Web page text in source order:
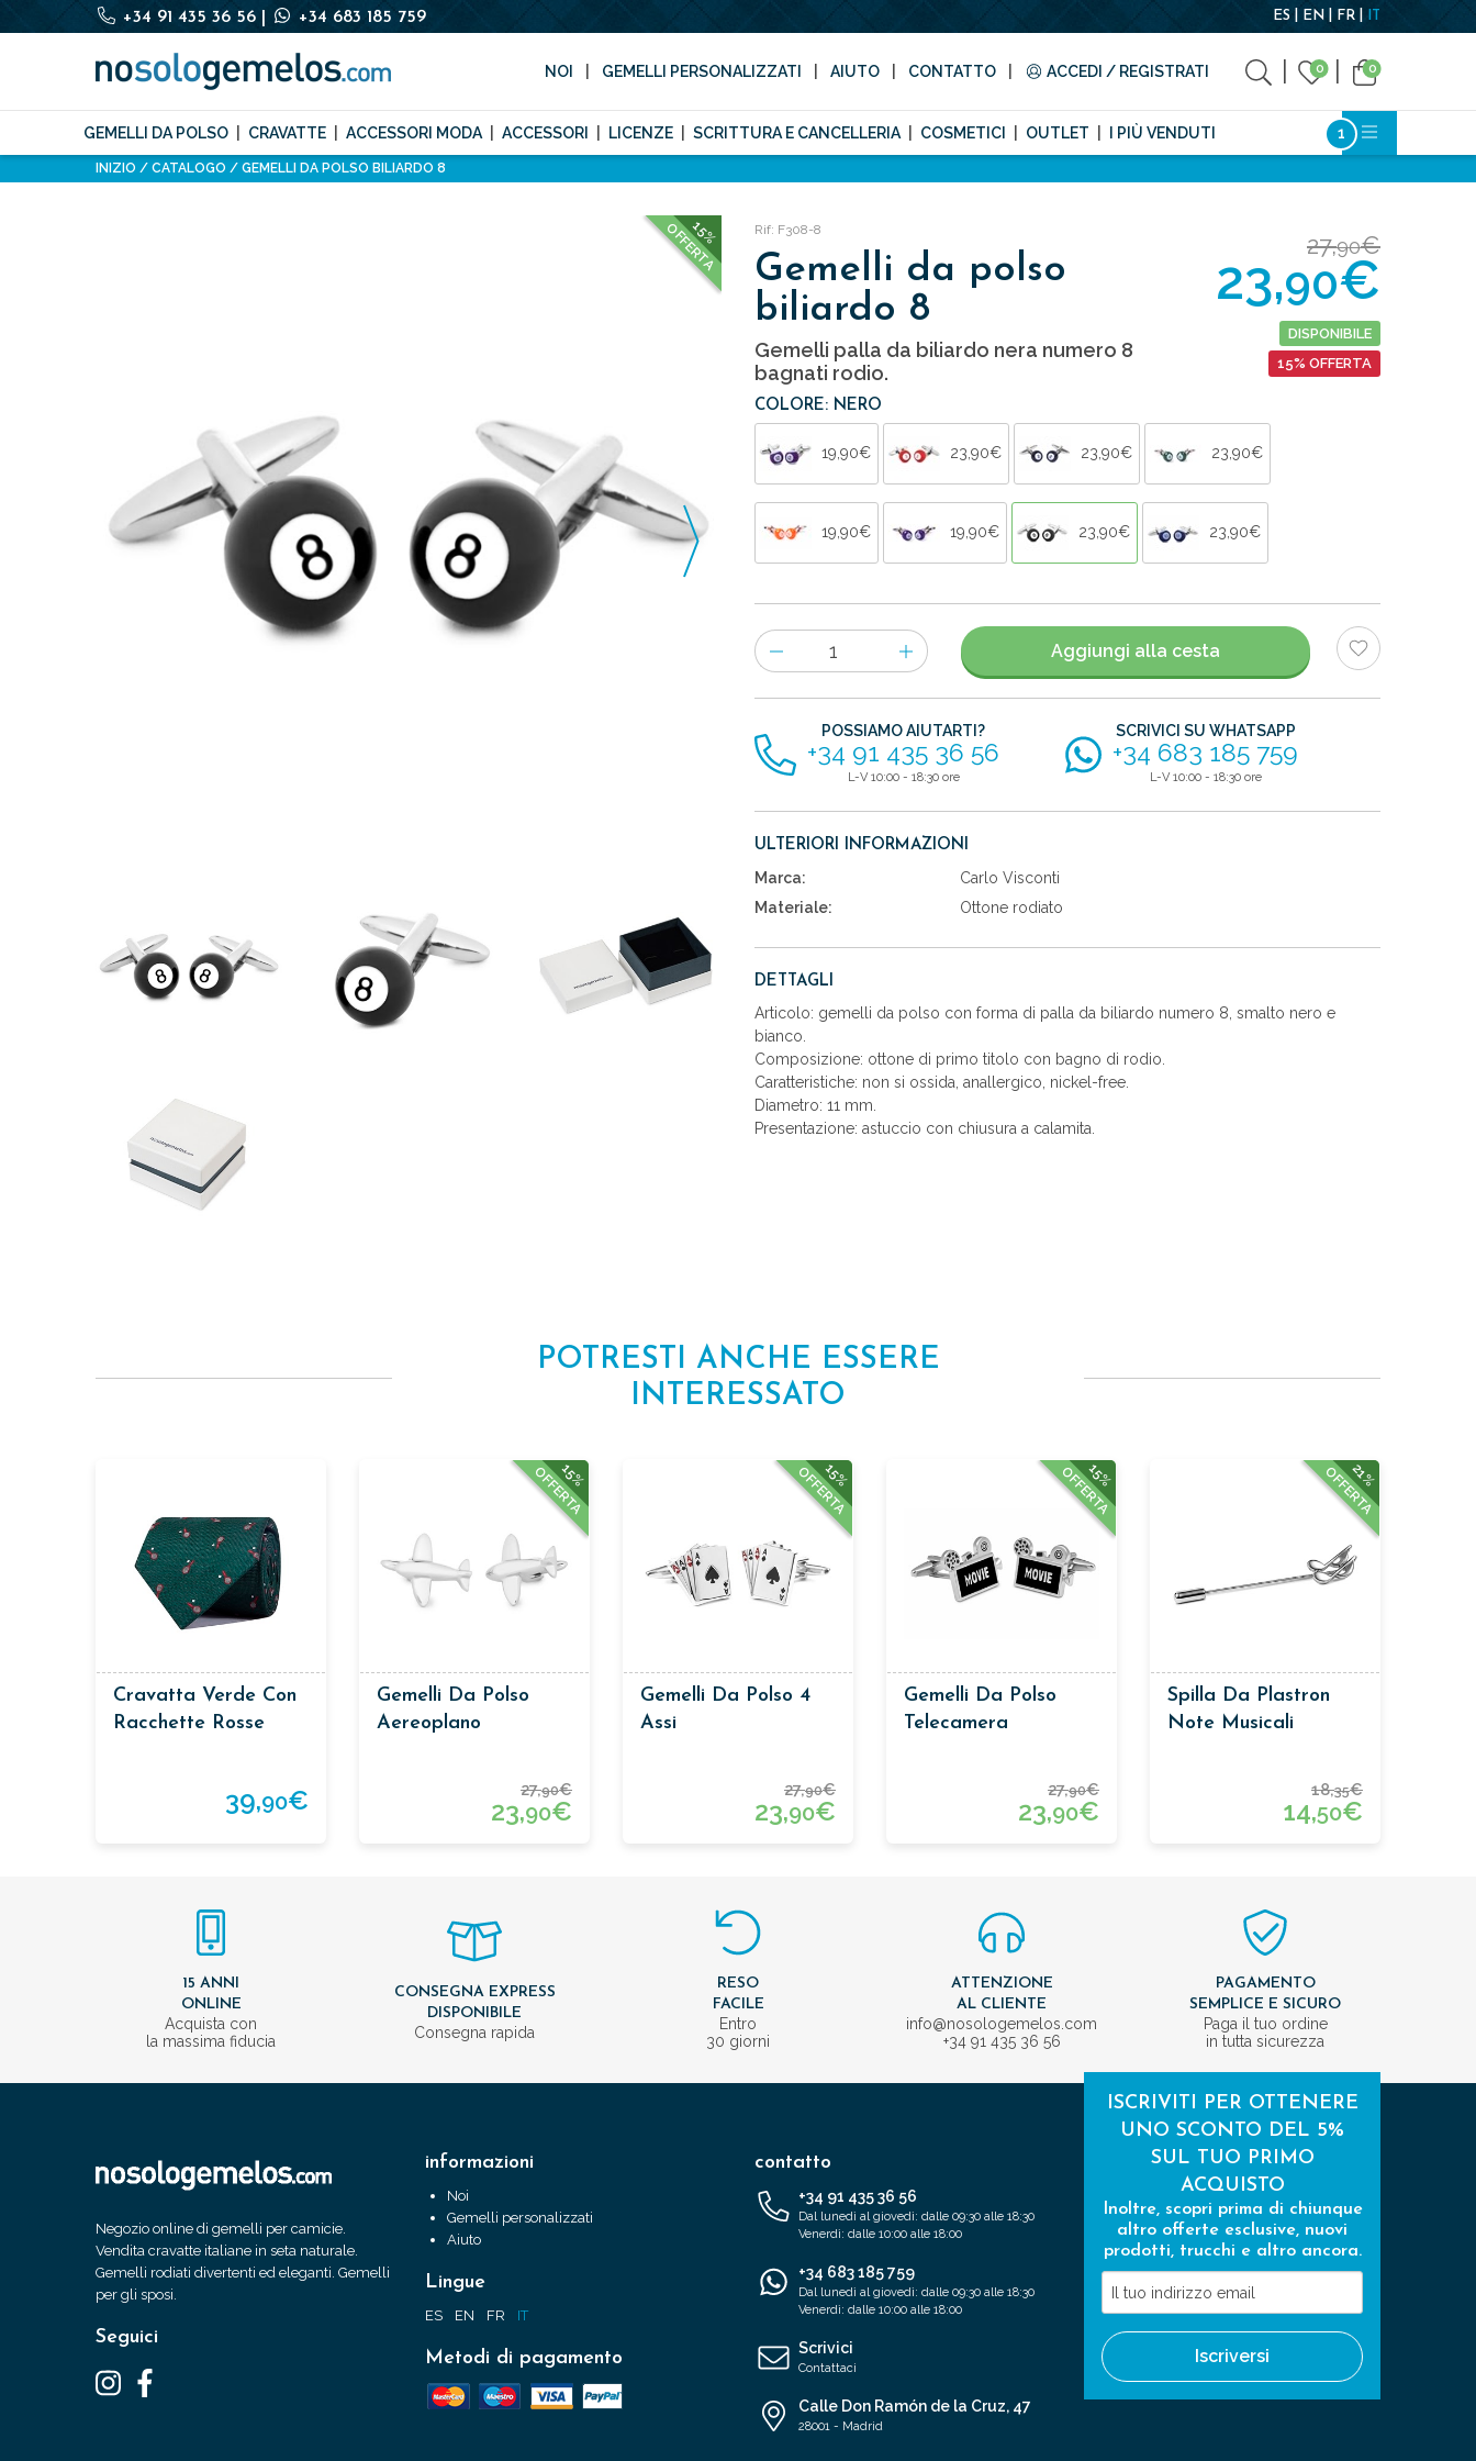
+34 91 435 36 56 +34 683 185 759 ES EN FR IT
NOI GEMELLI PERSONALIZZATI AIUTO CONTATTO ACCEDI / REGISTRATI 0 0
GEMELLI DA POLSO CRAVATTE ACCESSORI MODA ACCESSORI LICENZE SCRITTURA E CANCELLERIA COSMETICI OUTLET I PIÙ VENDUTI
INIZIO CATALOGO GEMELLI DA POLSO BILIARDO 8
15%
OFFERTA Rif: F308-8
Gemelli da polso
biliardo 8
Gemelli palla da biliardo nera numero 8
bagnati rodio.
27,90€
23,90€
DISPONIBILE
15% OFFERTA
COLORE: NERO
19,90€ 23,90€ 23,90€ 23,90€
19,90€ 19,90€ 23,90€ 23,90€
Numero
di
articoli
Aggiungi alla cesta
POSSIAMO AIUTARTI?
+34 91 435 36 56
L-V 10:00 - 18:30 ore
SCRIVICI SU WHATSAPP
+34 683 185 759
L-V 10:00 - 18:30 ore
ULTERIORI INFORMAZIONI
Marca:
Carlo Visconti
Materiale:
Ottone rodiato
DETTAGLI
Articolo: gemelli da polso con forma di palla da biliardo numero 8, smalto nero e
bianco.
Composizione: ottone di primo titolo con bagno di rodio.
Caratteristiche: non si ossida, anallergico, nickel-free.
Diametro: 11 mm.
Presentazione: astuccio con chiusura a calamita.
POTRESTI ANCHE ESSERE
INTERESSATO
Cravatta Verde Con
Racchette Rosse
39,90€
15%
OFFERTA
Gemelli Da Polso
Aereoplano
27,90€
23,90€
15%
OFFERTA
Gemelli Da Polso 4
Assi
27,90€
23,90€
15%
OFFERTA
Gemelli Da Polso
Telecamera
27,90€
23,90€
21%
OFFERTA
Spilla Da Plastron
Note Musicali
18,35€
14,50€
15 ANNI
ONLINE
Acquista con
la massima fiducia
CONSEGNA EXPRESS
DISPONIBILE
Consegna rapida
RESO
FACILE
Entro
30 giorni
ATTENZIONE
AL CLIENTE
info@nosologemelos.com
+34 91 435 36 56
PAGAMENTO
SEMPLICE E SICURO
Paga il tuo ordine
in tutta sicurezza
Negozio online di gemelli per camicie.
Vendita cravatte italiane in seta naturale.
Gemelli rodiati divertenti ed eleganti. Gemelli
per gli sposi.
Seguici
informazioni
Noi
Gemelli personalizzati
Aiuto
Lingue
ES EN FR IT
Metodi di pagamento
contatto
+34 91 435 36 56
Dal lunedì al giovedì: dalle 09:30 alle 18:30
Venerdì: dalle 10:00 alle 18:00
+34 683 185 759
Dal lunedì al giovedì: dalle 09:30 alle 18:30
Venerdì: dalle 10:00 alle 18:00
Scrivici
Contattaci
Calle Don Ramón de la Cruz, 47
28001 - Madrid
ISCRIVITI PER OTTENERE
UNO SCONTO DEL 5%
SUL TUO PRIMO
ACQUISTO
Inoltre, scopri prima di chiunque
altro offerte esclusive, nuovi
prodotti, trucchi e altro ancora.
tuo
indirizzo
email
Iscriversi